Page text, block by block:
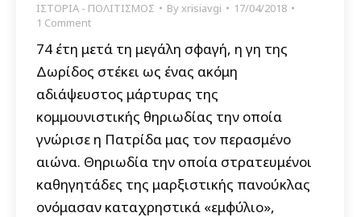
ΙΣΤΟΡΙΑ - ΠΟΛΙΤΙΣΜΟΣ Byxrisiavgi
17/04/2018
1 Comment
74 έτη μετά τη μεγάλη σφαγή, η γη της
Δωρίδος στέκει ως ένας ακόμη
αδιάψευστος μάρτυρας της
κομμουνιστικής θηριωδίας την οποία
γνώρισε η Πατρίδα μας τον περασμένο
αιώνα. Θηριωδία την οποία στρατευμένοι
καθηγητάδες της μαρξιστικής πανούκλας
ονόμασαν καταχρηστικά «εμφύλιο»,